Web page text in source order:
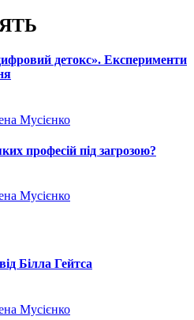
детокс». Експерименти
Мусієнко
професій під загрозою?
Мусієнко
Білла Гейтса
Мусієнко